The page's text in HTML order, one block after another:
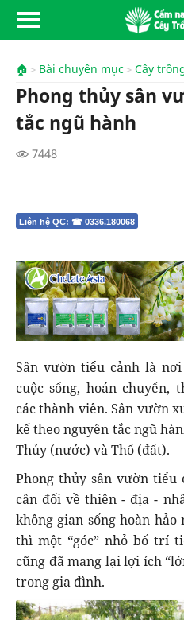
🏠 Bài chuyên mục Cây
Phong thủy sân
tắc ngũ hành
7448
Liên hệ QC: ☎ 0336.180068
Sân vườn tiểu cảnh là
cuộc sống, hoán chuyển,
các thành viên. Sân vườn
kế theo nguyên tắc ngũ
Thủy (nước) và Thổ (đất).
Phong thủy sân vườn tiểu
cân đối về thiên - địa -
không gian sống hoàn
thì một “góc” nhỏ bố trí
cũng đã mang lại lợi ích
trong gia đình.